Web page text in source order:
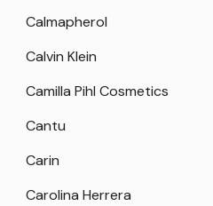
Calmapherol
Calvin Klein
Camilla Pihl Cosmetics
Cantu
Carin
Carolina Herrera